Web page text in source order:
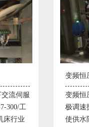
水系统1
供水系统是利用交流电机无
术原理，采用PID闭环控制
着使用变化而变化，从而维